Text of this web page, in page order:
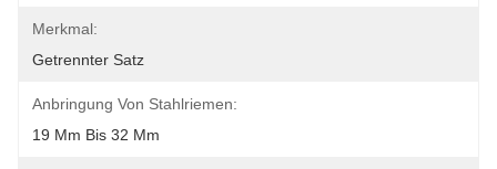
Merkmal:
Getrennter Satz
Anbringung Von Stahlriemen:
19 Mm Bis 32 Mm